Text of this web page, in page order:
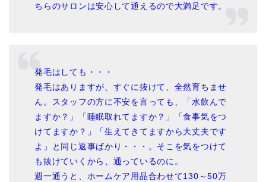
ちらのサロンは安心して通えるので大満足です。
発毛はしても・・・
発毛はありますが、すぐに抜けて、全然育ちませ
ん。スタッフの方に不安を言っても、「水飲んで
ますか？」「睡眠取れてますか？」「食事気をつ
けてますか？」「生えてきてますから大丈夫です
よ」と同じ返事ばかり・・・。そこを気をつけて
も抜けていくから、通っているのに。
週一通うと、ホームケア用品合わせて130～50万